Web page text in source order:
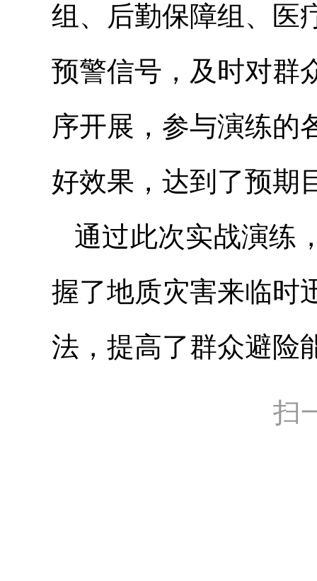
组、后勤保障组、医
预警信号，及时对群
序开展，参与演练的
好效果，达到了预期
通过此次实战演练
握了地质灾害来临时
法，提高了群众避险
扫